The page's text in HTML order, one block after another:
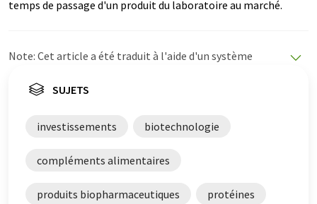
temps de passage d'un produit du laboratoire au marché.
Note: Cet article a été traduit à l'aide d'un système
propose ces traductions automatiques pour présenter
été traduit avec traduction automatique, il est possible
qu'il contienne des erreurs de vocabulaire, de syntaxe ou
de grammaire. L'article original dans Anglais peut être
SUJETS
investissements biotechnologie
compléments alimentaires
produits biopharmaceutiques protéines